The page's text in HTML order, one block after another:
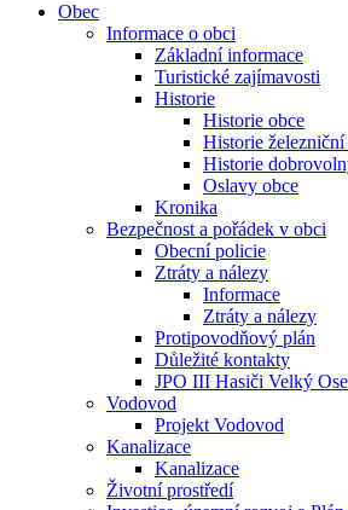
Obec
Informace o obci
Základní informace
Turistické zajímavosti
Historie
Historie obce
Historie
Historie
Oslavy obce
Kronika
Bezpečnost a pořádek v obci
Obecní policie
Ztráty a nálezy
Informace
Ztráty a nálezy
Protipovodňový plán
Důležité kontakty
JPO III Hasiči Velký
Vodovod
Projekt Vodovod
Kanalizace
Kanalizace
Životní prostředí